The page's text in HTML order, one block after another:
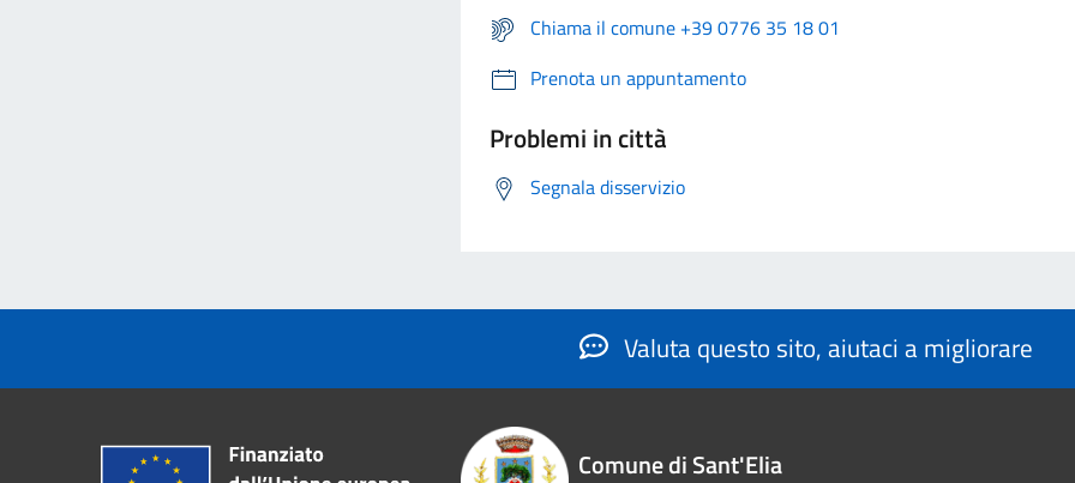
Chiama il comune +39 0776 35 18 01
Prenota un appuntamento
Problemi in città
Segnala disservizio
Valuta questo sito, aiutaci a migliorare
Comune di Sant'Elia